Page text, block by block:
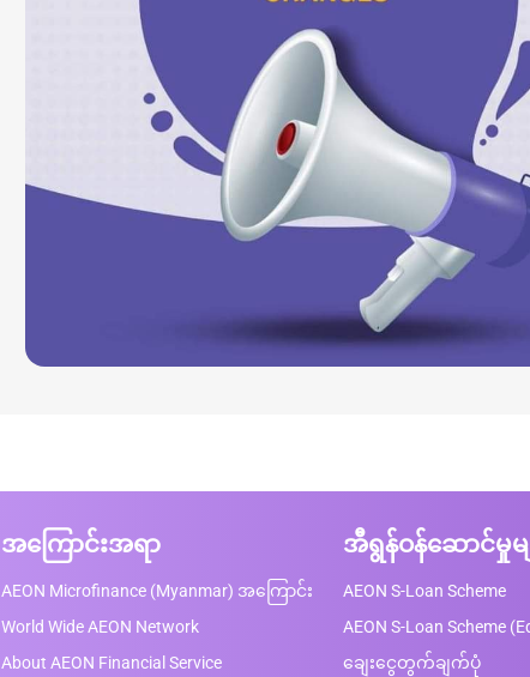
အကြောင်းအရာ
AEON Microfinance (Myanmar) အကြောင်း
World Wide AEON Network
About AEON Financial Service
အီရွန်ဝန်ဆောင်မှုမျ
AEON S-Loan Scheme
AEON S-Loan Scheme
ချေးငွေတွက်ချက်ပုံ